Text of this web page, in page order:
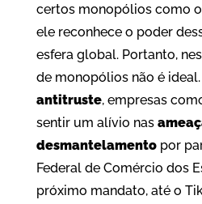
certos monopólios como
ele reconhece o poder
esfera global. Portanto,
de monopólios não é
antitruste, empresas
sentir um alívio nas
desmantelamentopor
Federal de Comércio dos
próximo mandato, até o